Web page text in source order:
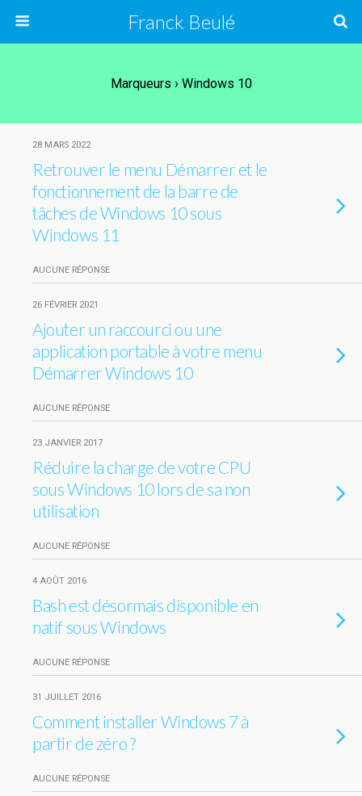
Franck Beulé
Marqueurs › Windows 10
28 MARS 2022
Retrouver le menu Démarrer et le
fonctionnement de la barre de
tâches de Windows 10 sous
Windows 11
AUCUNE RÉPONSE
26 FÉVRIER 2021
Ajouter un raccourci ou une
application portable à votre menu
Démarrer Windows 10
AUCUNE RÉPONSE
23 JANVIER 2017
Réduire la charge de votre CPU
sous Windows 10 lors de sa non
utilisation
AUCUNE RÉPONSE
4 AOÛT 2016
Bash est désormais disponible en
natif sous Windows
AUCUNE RÉPONSE
31 JUILLET 2016
Comment installer Windows 7 à
partir de zéro ?
AUCUNE RÉPONSE